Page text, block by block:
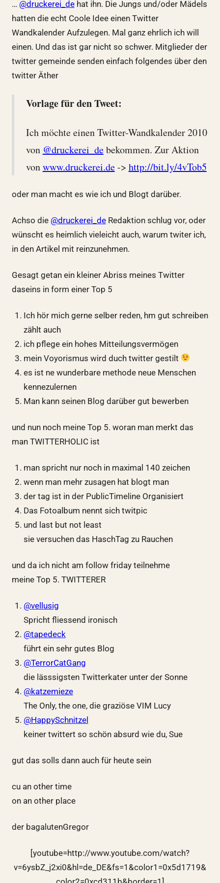
… @druckerei_dehat ihn. Die Jungs und/oder Mädels
hatten die echt Coole Idee einen Twitter
Wandkalender Aufzulegen. Mal ganz ehrlich ich will
einen. Und das ist gar nicht so schwer. Mitglieder der
twitter gemeinde senden einfach folgendes über den
twitter Äther
Vorlage für den Tweet:
Ich möchte einen Twitter-Wandkalender 2010
von @druckerei_debekommen. Zur Aktion
vonwww.druckerei.de-> http://bit.ly/4vTob5
oder man macht es wie ich und Blogt darüber.
Achso die @druckerei_deRedaktion schlug vor, oder
wünscht es heimlich vieleicht auch, warum twiter ich,
in den Artikel mit reinzunehmen.
Gesagt getan ein kleiner Abriss meines Twitter
daseins in form einer Top 5
Ich hör mich gerne selber reden, hm gut schreiben
zählt auch
ich pflege ein hohes Mitteilungsvermögen
mein Voyorismus wird duch twitter gestilt
es ist ne wunderbare methode neue Menschen
kennezulernen
Man kann seinen Blog darüber gut bewerben
und nun noch meine Top 5. woran man merkt das
man TWITTERHOLIC ist
man spricht nur noch in maximal 140 zeichen
wenn man mehr zusagen hat blogt man
der tag ist in der PublicTimeline Organisiert
Das Fotoalbum nennt sich twitpic
und last but not least
sie versuchen das HaschTag zu Rauchen
und da ich nicht am follow friday teilnehme
meine Top 5. TWITTERER
@vellusig
Spricht fliessend ironisch
@tapedeck
führt ein sehr gutes Blog
@TerrorCatGang
die lässsigsten Twitterkater unter der Sonne
@katzemieze
The Only, the one, die graziöse VIM Lucy
@HappySchnitzel
keiner twittert so schön absurd wie du, Sue
gut das solls dann auch für heute sein
cu an other time
on an other place
der bagalutenGregor
[youtube=http://www.youtube.com/watch?
v=6ysbZ_j2xi0&hl=de_DE&fs=1&color1=0x5d1719&